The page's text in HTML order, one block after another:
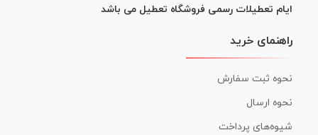
ایام تعطیلات رسمی فروشگاه تعطیل می باشد
راهنمای خرید
نحوه ثبت سفارش
نحوه ارسال
شیوه‌های پرداخت